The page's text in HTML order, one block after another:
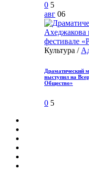
0 5
авг 06
Культура /
Драматический
выступил на
Общество»
0 5